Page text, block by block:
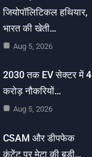
जियोपॉलिटिकल हथियार,
भारत की खेती…
Aug 5, 2026
2030 तक EV सेक्टर में 4
करोड़ नौकरियों…
Aug 5, 2026
CSAM और डीपफेक
कंटेंट पर मेटा की बड़ी…